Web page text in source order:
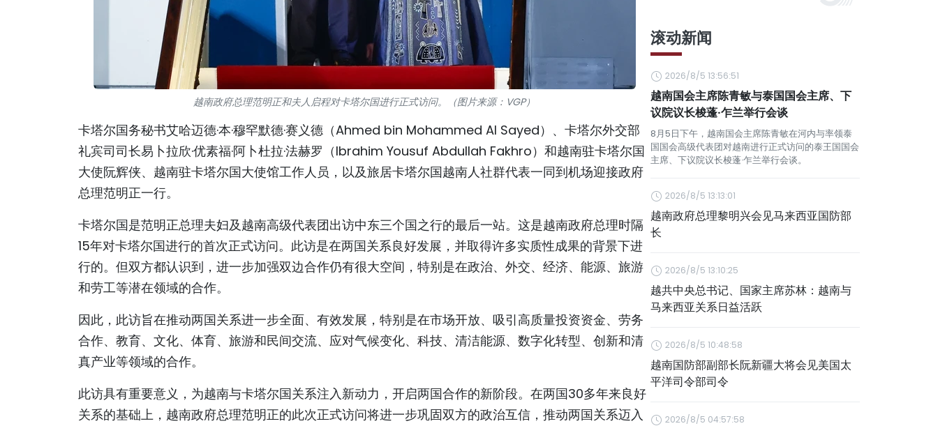
越南政府总理范明正和夫人启程对卡塔尔国进行正式访问。（图片来源：VGP）
卡塔尔国务秘书艾哈迈德·本·穆罕默德·赛义德（Ahmed bin Mohammed Al Sayed）、卡塔尔外交部
礼宾司司长易卜拉欣·优素福·阿卜杜拉·法赫罗（Ibrahim Yousuf Abdullah Fakhro）和越南驻卡塔尔国
大使阮辉侠、越南驻卡塔尔国大使馆工作人员，以及旅居卡塔尔国越南人社群代表一同到机场迎接政府
总理范明正一行。
卡塔尔国是范明正总理夫妇及越南高级代表团出访中东三个国之行的最后一站。这是越南政府总理时隔
15年对卡塔尔国进行的首次正式访问。此访是在两国关系良好发展，并取得许多实质性成果的背景下进
行的。但双方都认识到，进一步加强双边合作仍有很大空间，特别是在政治、外交、经济、能源、旅游
和劳工等潜在领域的合作。
因此，此访旨在推动两国关系进一步全面、有效发展，特别是在市场开放、吸引高质量投资资金、劳务
合作、教育、文化、体育、旅游和民间交流、应对气候变化、科技、清洁能源、数字化转型、创新和清
真产业等领域的合作。
此访具有重要意义，为越南与卡塔尔国关系注入新动力，开启两国合作的新阶段。在两国30多年来良好
关系的基础上，越南政府总理范明正的此次正式访问将进一步巩固双方的政治互信，推动两国关系迈入
滚动新闻
2026/8/5 13:56:51
越南国会主席陈青敏与泰国国会主席、下
议院议长梭蓬·乍兰举行会谈
8月5日下午，越南国会主席陈青敏在河内与率领泰
国国会高级代表团对越南进行正式访问的泰王国国会
主席、下议院议长梭蓬·乍兰举行会谈。
2026/8/5 13:13:01
越南政府总理黎明兴会见马来西亚国防部
长
2026/8/5 13:10:25
越共中央总书记、国家主席苏林：越南与
马来西亚关系日益活跃
2026/8/5 10:48:58
越南国防部副部长阮新疆大将会见美国太
平洋司令部司令
2026/8/5 04:57:58